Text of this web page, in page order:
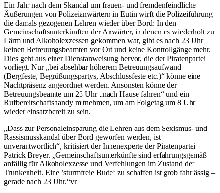
Ein Jahr nach dem Skandal um frauen- und fremdenfeindliche
Äußerungen von Polizeianwärtern in Eutin wirft die Polizeiführung
die damals gezogenen Lehren wieder über Bord: In den
Gemeinschaftsunterkünften der Anwärter, in denen es wiederholt zu
Lärm und Alkoholexzessen gekommen war, gibt es nach 23 Uhr
keinen Betreuungsbeamten vor Ort und keine Kontrollgänge mehr.
Dies geht aus einer Dienstanweisung hervor, die der Piratenpartei
vorliegt. Nur „bei absehbar höherem Betreuungsaufwand
(Bergfeste, Begrüßungspartys, Abschlussfeste etc.)“ könne eine
Nachtpräsenz angeordnet werden. Ansonsten könne der
Betreuungsbeamte um 23 Uhr „nach Hause fahren“ und ein
Rufbereitschaftshandy mitnehmen, um am Folgetag um 8 Uhr
wieder einsatzbereit zu sein.
„Dass zur Personaleinsparung die Lehren aus dem Sexismus- und
Rassismusskandal über Bord geworfen werden, ist
unverantwortlich“, kritisiert der Innenexperte der Piratenpartei
Patrick Breyer. „Gemeinschaftsunterkünfte sind erfahrungsgemäß
anfällig für Alkoholexzesse und Verfehlungen im Zustand der
Trunkenheit. Eine ’sturmfreie Bude‘ zu schaffen ist grob fahrlässig –
gerade nach 23 Uhr.“vr